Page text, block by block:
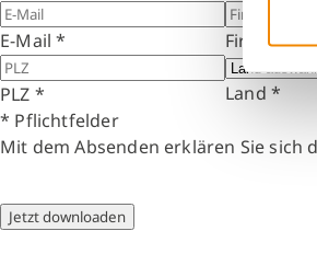
E-Mail* Firma*
PLZ * Land *
* Pflichtfelder
Mit dem Absenden erklären Sie
Jetzt downloaden